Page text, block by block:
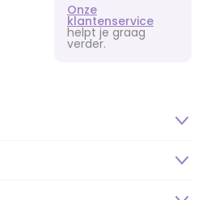
Onze
klantenservice
helpt je graag
verder.